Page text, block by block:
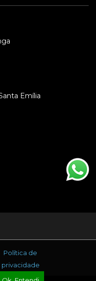
Emília
Política de
privacidade